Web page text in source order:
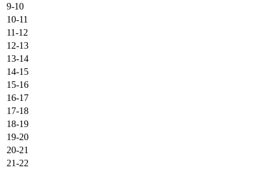
9-10
10-11
11-12
12-13
13-14
14-15
15-16
16-17
17-18
18-19
19-20
20-21
21-22